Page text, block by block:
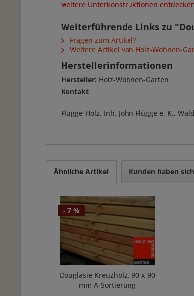
weitere Unterkonstruktionen
Weiterführende Links zu
Fragen zum Artikel?
Weitere Artikel von Holz-Wohnen-
Herstellerinformationen
Hersteller: Holz-Wohnen-Garten
Kontakt
Flügge-Holz, Inh. John Flügge e. K.,
Ähnliche Artikel Kunden haben
- 7 %
Douglasie Kreuzholz. 90 x 90
mm A-Sortierung